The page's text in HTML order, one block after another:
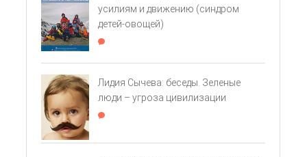
усилиям и движению (cиндром
детей-овощей)
Лидия Сычева: беседы. Зеленые
люди – угроза цивилизации